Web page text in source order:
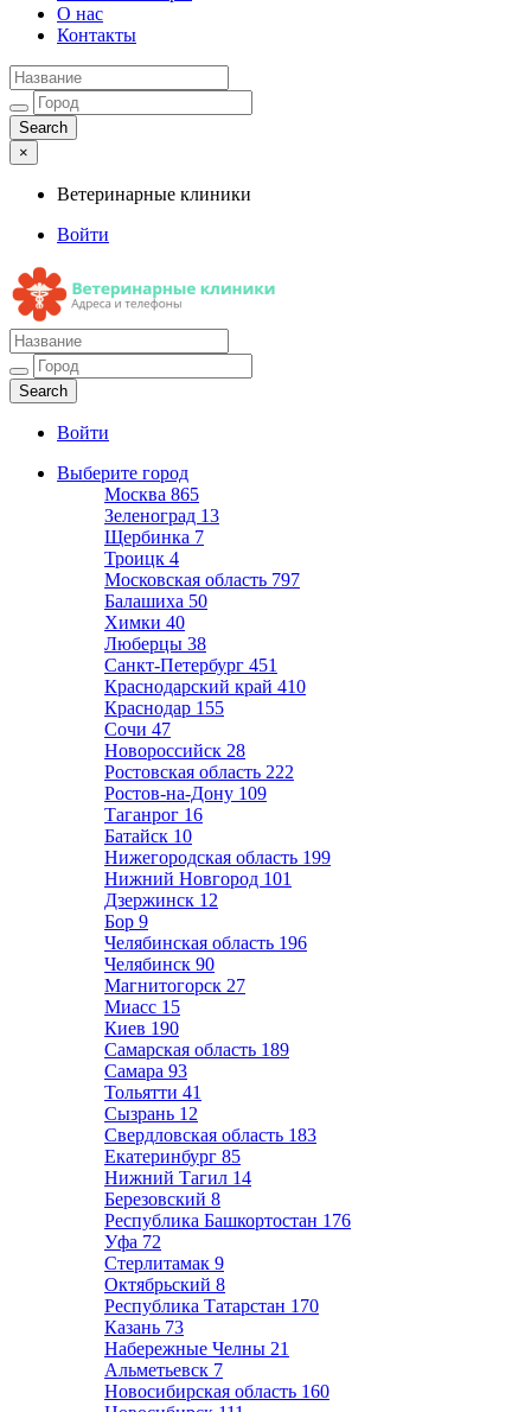
О нас
Контакты
×
Ветеринарные клиники
Войти
Ветеринарные клиники
Адреса и телефоны
Войти
Выберите город
Москва 865
Зеленоград 13
Щербинка 7
Троицк 4
Московская область 797
Балашиха 50
Химки 40
Люберцы 38
Санкт-Петербург 451
Краснодарский край 410
Краснодар 155
Сочи 47
Новороссийск 28
Ростовская область 222
Ростов-на-Дону 109
Таганрог 16
Батайск 10
Нижегородская область 199
Нижний Новгород 101
Дзержинск 12
Бор 9
Челябинская область 196
Челябинск 90
Магнитогорск 27
Миасс 15
Киев 190
Самарская область 189
Самара 93
Тольятти 41
Сызрань 12
Свердловская область 183
Екатеринбург 85
Нижний Тагил 14
Березовский 8
Республика Башкортостан 176
Уфа 72
Стерлитамак 9
Октябрьский 8
Республика Татарстан 170
Казань 73
Набережные Челны 21
Альметьевск 7
Новосибирская область 160